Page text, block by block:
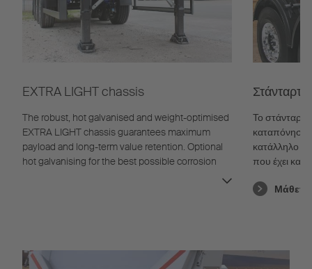
EXTRA LIGHT chassis
The robust, hot galvanised and weight-optimised
EXTRA LIGHT chassis guarantees maximum
payload and long-term value retention. Optional
hot galvanising for the best possible corrosion
Στάνταρτ
Το στάνταρ
καταπόνηση,
κατάλληλο
που έχει
ανατροπής. Η
Μάθετε